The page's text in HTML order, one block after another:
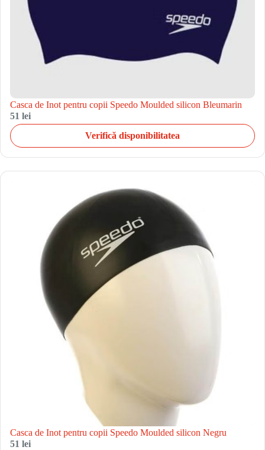
Casca de Inot pentru copii Speedo Moulded silicon Bleumarin
51 lei
Verifică disponibilitatea
Casca de Inot pentru copii Speedo Moulded silicon Negru
51 lei